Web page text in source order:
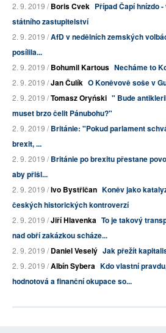
2. 9. 2019 /Boris Cvek Případ Čapí hnízdo
státního zastupitelství
2. 9. 2019 /AfD v nedělních zemských
posílila...
2. 9. 2019 /Bohumil Kartous Necháme to
2. 9. 2019 /Jan Čulík O Koněvově soše v
2. 9. 2019 /Tomasz Oryński " Bude
muset brzo čelit Pánubohu?"
2. 9. 2019 /Británie: "Pokud parlament
brexit, ...
2. 9. 2019 /Británie po brexitu přestane
aby přišl...
2. 9. 2019 /Ivo Bystřičan Koněv jako
českých historických kontroverzí
2. 9. 2019 /Jiří Hlavenka To je takový
nad obří zakázkou scháze...
2. 9. 2019 /Daniel Veselý Jak přežít
2. 9. 2019 /Albín Sybera Kdo vlastní
hodnotová a finanční okupace so...